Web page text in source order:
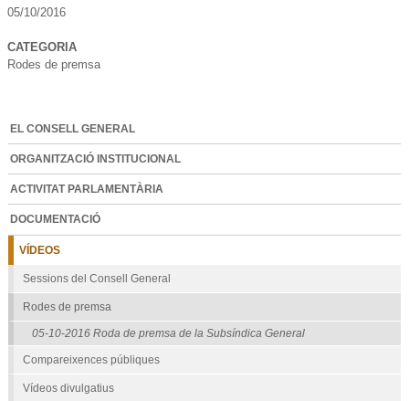
05/10/2016
CATEGORIA
Rodes de premsa
EL CONSELL GENERAL
ORGANITZACIÓ INSTITUCIONAL
ACTIVITAT PARLAMENTÀRIA
DOCUMENTACIÓ
VÍDEOS
Sessions del Consell General
Rodes de premsa
05-10-2016 Roda de premsa de la Subsíndica General
Compareixences públiques
Vídeos divulgatius